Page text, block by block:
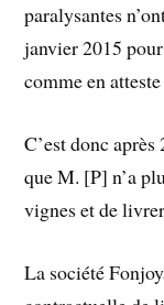
paralysantes
janvier 2015
comme en
C’est donc
que M. [P] n’a
vignes et de
La société